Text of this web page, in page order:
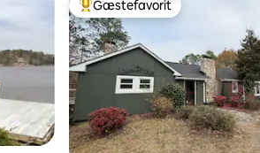
Bedste gæstefavorit
Gæstefavorit